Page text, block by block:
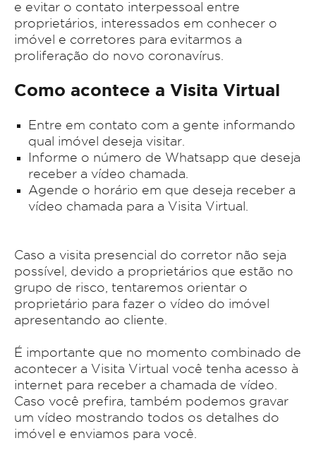
e evitar o contato interpessoal entre
proprietários, interessados em conhecer o
imóvel e corretores para evitarmos a
proliferação do novo coronavírus.
Como acontece a Visita Virtual
Entre em contato com a gente informando
qual imóvel deseja visitar.
Informe o número de Whatsapp que deseja
receber a vídeo chamada.
Agende o horário em que deseja receber a
vídeo chamada para a Visita Virtual.
Caso a visita presencial do corretor não seja
possível, devido a proprietários que estão no
grupo de risco, tentaremos orientar o
proprietário para fazer o vídeo do imóvel
apresentando ao cliente.
É importante que no momento combinado de
acontecer a Visita Virtual você tenha acesso à
internet para receber a chamada de vídeo.
Caso você prefira, também podemos gravar
um vídeo mostrando todos os detalhes do
imóvel e enviamos para você.